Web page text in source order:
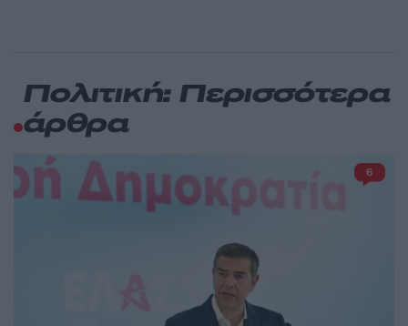
Πολιτική: Περισσότερα
άρθρα
6